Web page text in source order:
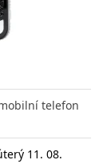
telefon
11. 08.